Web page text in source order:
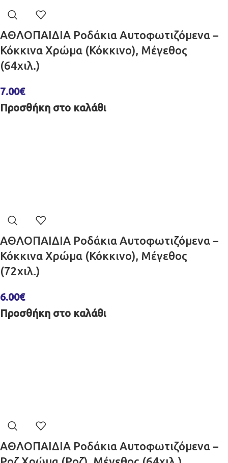
ΑΘΛΟΠΑΙΔΙΑ Ροδάκια Αυτοφωτιζόμενα –
Κόκκινα Χρώμα (Κόκκινο), Μέγεθος
(64χιλ.)
7.00€
Προσθήκη στο καλάθι
ΑΘΛΟΠΑΙΔΙΑ Ροδάκια Αυτοφωτιζόμενα –
Κόκκινα Χρώμα (Κόκκινο), Μέγεθος
(72χιλ.)
6.00€
Προσθήκη στο καλάθι
ΑΘΛΟΠΑΙΔΙΑ Ροδάκια Αυτοφωτιζόμενα –